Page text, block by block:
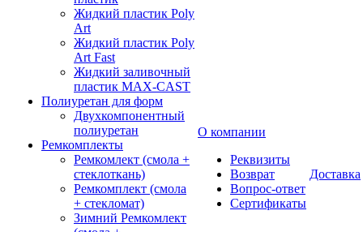
Жидкий пластик Poly
Art
Жидкий пластик Poly
Art Fast
Жидкий заливочный
пластик MAX-CAST
Полиуретан для форм
Двухкомпонентный
полиуретан
Ремкомплекты
Ремкомлект (смола +
стеклоткань)
Ремкомплект (смола
+ стекломат)
Зимний Ремкомлект
О компании
Реквизиты
Возврат
Вопрос-ответ
Сертификаты
Доставка